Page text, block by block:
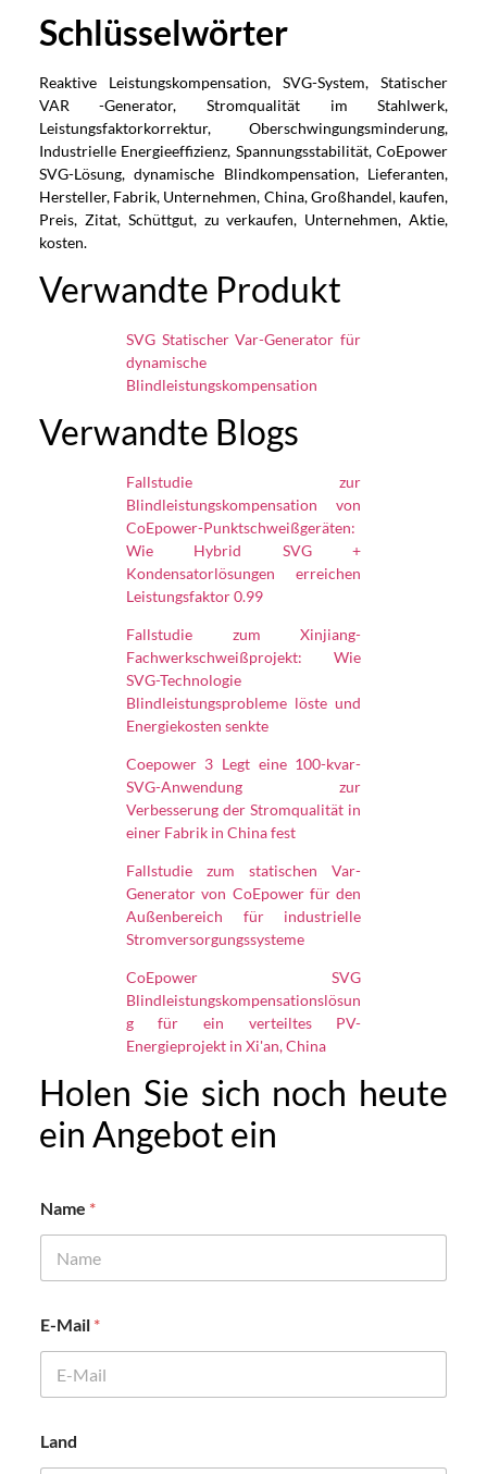
Schlüsselwörter
Reaktive Leistungskompensation, SVG-System, Statischer
VAR -Generator, Stromqualität im Stahlwerk,
Leistungsfaktorkorrektur, Oberschwingungsminderung,
Industrielle Energieeffizienz, Spannungsstabilität, CoEpower
SVG-Lösung, dynamische Blindkompensation, Lieferanten,
Hersteller, Fabrik, Unternehmen, China, Großhandel, kaufen,
Preis, Zitat, Schüttgut, zu verkaufen, Unternehmen, Aktie,
kosten.
Verwandte Produkt
SVG Statischer Var-Generator für
dynamische
Blindleistungskompensation
Verwandte Blogs
Fallstudie zur
Blindleistungskompensation von
CoEpower-Punktschweißgeräten:
Wie Hybrid SVG +
Kondensatorlösungen erreichen
Leistungsfaktor 0.99
Fallstudie zum Xinjiang-
Fachwerkschweißprojekt: Wie
SVG-Technologie
Blindleistungsprobleme löste und
Energiekosten senkte
Coepower 3 Legt eine 100-kvar-
SVG-Anwendung zur
Verbesserung der Stromqualität in
einer Fabrik in China fest
Fallstudie zum statischen Var-
Generator von CoEpower für den
Außenbereich für industrielle
Stromversorgungssysteme
CoEpower SVG
Blindleistungskompensationslösun
g für ein verteiltes PV-
Energieprojekt in Xi'an, China
Holen Sie sich noch heute
ein Angebot ein
Name *
E-Mail *
Land